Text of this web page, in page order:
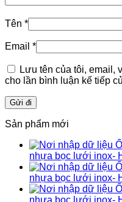
Tên *
Email *
Lưu tên của tôi, email,
cho lần bình luận kế tiếp
Sản phẩm mới
nhựa bọc lưới inox-
nhựa bọc lưới inox-